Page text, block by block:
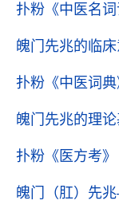
扑粉 《中医名词
魄门先兆的临床
扑粉 《中医词典
魄门先兆的理
扑粉 《医方考》
魄门（肛）先